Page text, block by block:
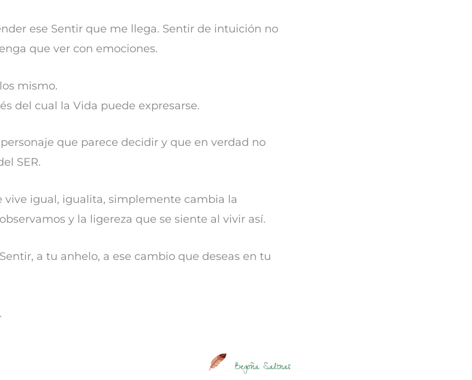
ese Sentir que me llega. Sentir de intuición no
que ver con emociones.
mismo.
del cual la Vida puede expresarse.
que parece decidir y que en verdad no
SER.
vive igual, igualita, simplemente cambia la
y la ligereza que se siente al vivir así.
a tu anhelo, a ese cambio que deseas en tu
.
Begoña Salinas